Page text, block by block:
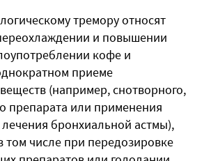
тремору относят
и повышении
кофе и
приеме
(например, снотворного,
препарата или применения
бронхиальной астмы),
том числе при передозировке